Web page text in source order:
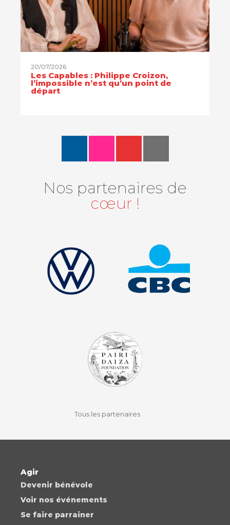
20/07/2026
Les Capables : Philippe Croizon,
l’impossible n’est qu’un point de
départ
Nos partenaires de
cœur !
Tous les partenaires
Agir
Devenir bénévole
Voir nos événements
Se faire parrainer